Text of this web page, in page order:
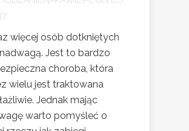
więcej osób dotkniętych
Jest to bardzo
choroba, która
wielu jest traktowana
Jednak mając
warto pomyśleć o